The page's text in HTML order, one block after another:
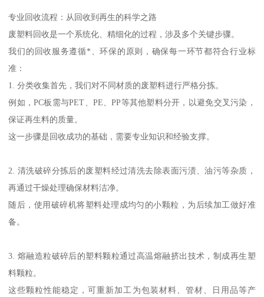
专业回收流程：从回收到再生的科学之路
废塑料回收是一个系统化、精细化的过程，涉及多个关键步骤。
我们的回收服务遵循*、环保的原则，确保每一环节都符合行业标
准：
1. 分类收集首先，我们对不同材质的废塑料进行严格分拣。
例如，PC板需与PET、PE、PP等其他塑料分开，以避免交叉污染，
保证再生料的质量。
这一步骤是回收成功的基础，需要专业知识和经验支撑。
2. 清洗破碎分拣后的废塑料经过清洗去除表面污渍、油污等杂质，
再通过干燥处理确保材料洁净。
随后，使用破碎机将塑料处理成均匀的小颗粒，为后续加工做好准
备。
3. 熔融造粒破碎后的塑料颗粒通过高温熔融挤出技术，制成再生塑
料颗粒。
这些颗粒性能稳定，可重新加工为包装材料、管材、日用品等产